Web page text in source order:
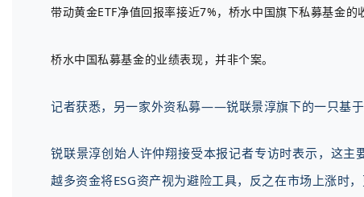
带动黄金ETF净值回报率接近7%，桥水中国旗下私募基金的
桥水中国私募基金的业绩表现，并非个案。
记者获悉，另一家外资私募——锐联景淳旗下的一只基于
锐联景淳创始人许仲翔接受本报记者专访时表示，这
越多资金将ESG资产视为避险工具，反之在市场上涨时